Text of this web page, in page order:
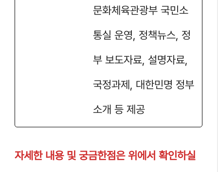
문화체육관광부 국민소
통실 운영, 정책뉴스, 정
부 보도자료, 설명자료,
국정과제, 대한민명 정부
소개 등 제공
자세한 내용 및 궁금한점은 위에서 확인하실